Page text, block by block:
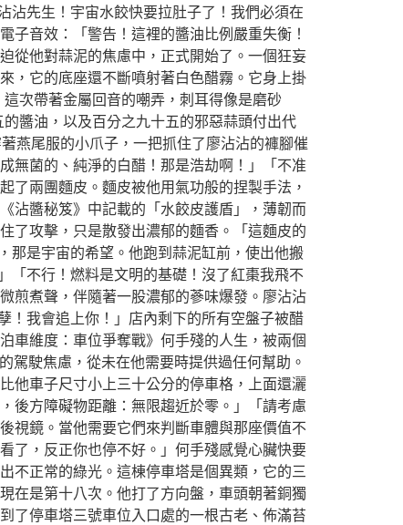
先生！宇宙水餃快要拉肚子了！我們必須在
子音效：「警告！這裡的醬油比例嚴重失衡！
從他對蒜泥的焦慮中，正式開始了。一個狂妄
，它的底座還不斷噴射著白色醋霧。它身上掛
次帶著金屬回音的嘲弄，刺耳得像是磨砂
醬油，以及百分之九十五的邪惡蒜頭付出代
燕尾服的小爪子，一把抓住了廖沾沾的褲腳催
無菌的、純淨的白醋！那是浩劫啊！」「不准
了兩團麵皮。麵皮被他用氣功般的捏製手法，
沾醬秘笈》中記載的「水餃皮護盾」，薄韌而
了攻擊，只是散發出濃郁的麵香。「這麵皮的
那是宇宙的希望。他跑到蒜泥缸前，使出他搬
「不行！燃料是文明的基礎！沒了紅棗我飛不
煎煮聲，伴隨著一股濃郁的蔘味爆發。廖沾沾
！我會追上你！」店內剩下的所有空盤子被醋
車維度：車位爭奪戰》何手殘的人生，被兩個
駕駛焦慮，從未在他需要時提供過任何幫助。
他車子尺寸小上三十公分的停車格，上面還灑
後方障礙物距離：無限趨近於零。」「請考慮
視鏡。當他需要它們來判斷車體與那座價值不
了，反正你也停不好。」何手殘感覺心臟快要
不正常的綠光。這棟停車塔是個異類，它的三
在是第十八次。他打了方向盤，車頭朝著銅獨
了停車塔三號車位入口處的一根古老、佈滿苔